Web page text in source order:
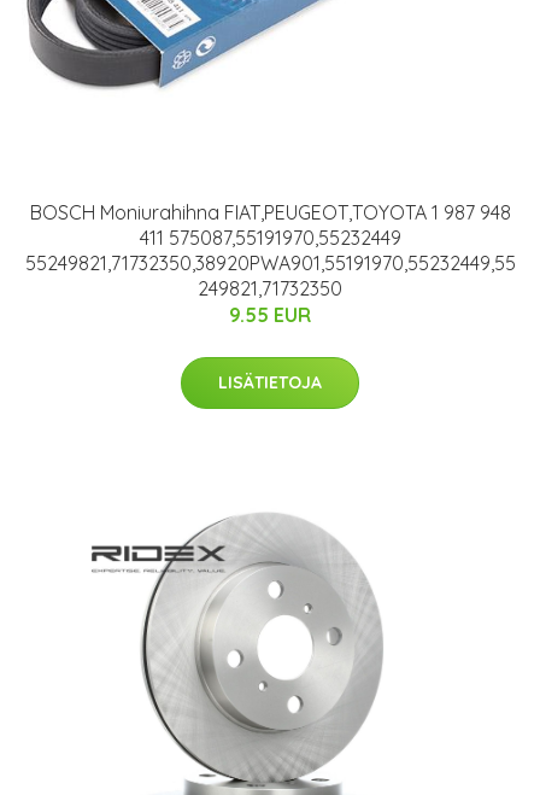
BOSCH Moniurahihna FIAT,PEUGEOT,TOYOTA 1 987 948
411 575087,55191970,55232449
55249821,71732350,38920PWA901,55191970,55232449,55
249821,71732350
9.55 EUR
LISÄTIETOJA